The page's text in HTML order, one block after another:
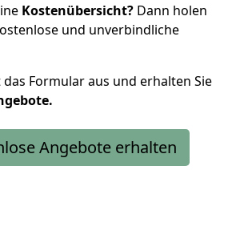
Kostenübersicht? Dann holen
und unverbindliche
das Formular aus und erhalten Sie
Angebote erhalten